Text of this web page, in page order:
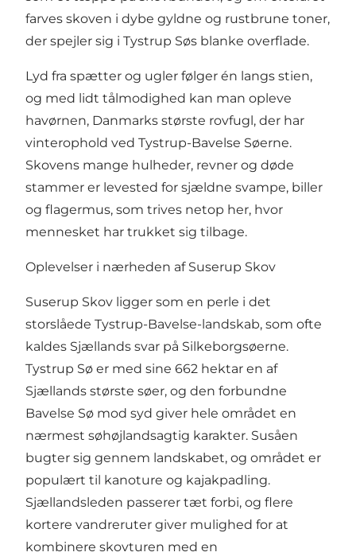
farves skoven i dybe gyldne og rustbrune toner,
der spejler sig i Tystrup Søs blanke overflade.
Lyd fra spætter og ugler følger én langs stien,
og med lidt tålmodighed kan man opleve
havørnen, Danmarks største rovfugl, der har
vinterophold ved Tystrup-Bavelse Søerne.
Skovens mange hulheder, revner og døde
stammer er levested for sjældne svampe, biller
og flagermus, som trives netop her, hvor
mennesket har trukket sig tilbage.
Oplevelser i nærheden af Suserup Skov
Suserup Skov ligger som en perle i det
storslåede Tystrup-Bavelse-landskab, som ofte
kaldes Sjællands svar på Silkeborgsøerne.
Tystrup Sø er med sine 662 hektar en af
Sjællands største søer, og den forbundne
Bavelse Sø mod syd giver hele området en
nærmest søhøjlandsagtig karakter. Susåen
bugter sig gennem landskabet, og området er
populært til kanoture og kajakpadling.
Sjællandsleden passerer tæt forbi, og flere
kortere vandreruter giver mulighed for at
kombinere skovturen med en